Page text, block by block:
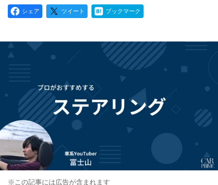
シェア ツイート ブックマーク
※この記事には広告が含まれます